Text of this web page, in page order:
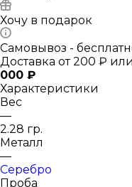
Хочу в подарок
Самовывоз -
Доставка от 200 ₽ или
000 ₽
Характеристики
Вес
—
2.28 гр.
Металл
—
Серебро
Проба